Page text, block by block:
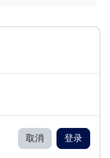
取消 登录